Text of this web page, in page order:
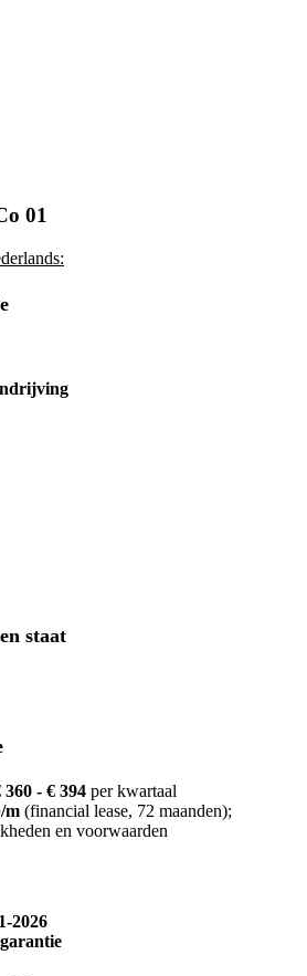
01
staat
360 - € 394 per kwartaal
m (financial lease, 72 maanden);
en voorwaarden
2026